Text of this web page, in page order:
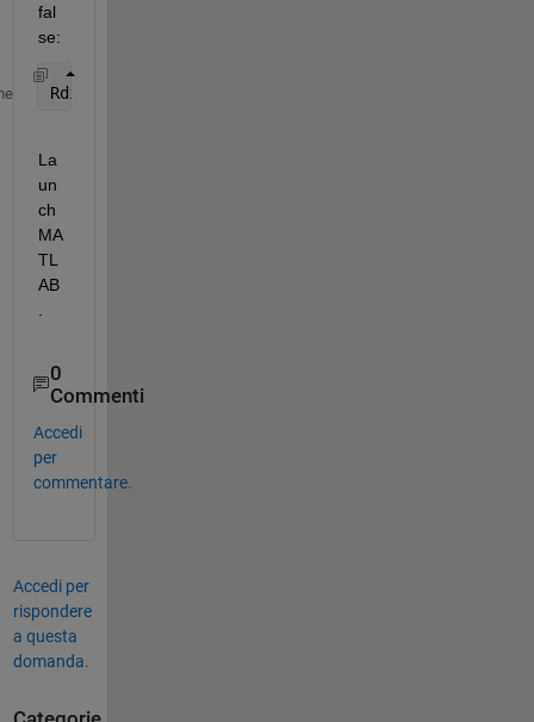
fal
se:
Rdirplus=False
La
un
ch
MA
TL
AB
0
Commenti
Accedi
per
commentare.
Accedi per
rispondere
a questa
domanda.